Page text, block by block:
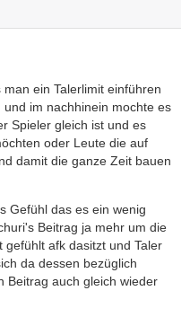
ein Talerlimit einführen
im nachhinein mochte es
Spieler gleich ist und es
oder Leute die auf
damit die ganze Zeit bauen
Gefühl das es ein wenig
Beitrag ja mehr um die
gefühlt afk dasitzt und Taler
da dessen bezüglich
Beitrag auch gleich wieder